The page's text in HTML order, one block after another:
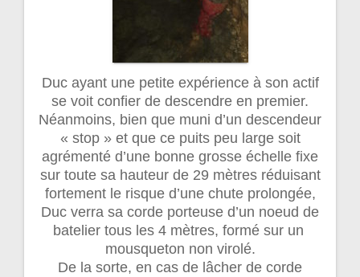
Duc ayant une petite expérience à son actif
se voit confier de descendre en premier.
Néanmoins, bien que muni d’un descendeur
« stop » et que ce puits peu large soit
agrémenté d’une bonne grosse échelle fixe
sur toute sa hauteur de 29 mètres réduisant
fortement le risque d’une chute prolongée,
Duc verra sa corde porteuse d’un noeud de
batelier tous les 4 mètres, formé sur un
mousqueton non virolé.
De la sorte, en cas de lâcher de corde